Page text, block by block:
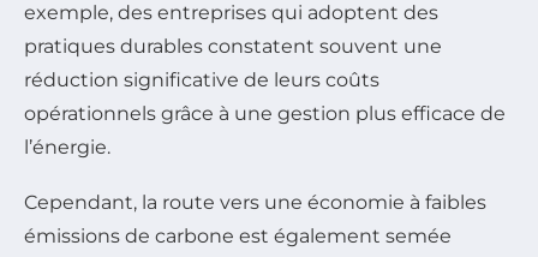
exemple, des entreprises qui adoptent des
pratiques durables constatent souvent une
réduction significative de leurs coûts
opérationnels grâce à une gestion plus efficace de
l’énergie.
Cependant, la route vers une économie à faibles
émissions de carbone est également semée